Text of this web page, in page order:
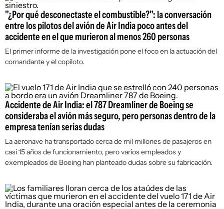
"¿Por qué desconectaste el combustible?": la conversación
entre los pilotos del avión de Air India poco antes del
accidente en el que murieron al menos 260 personas
El primer informe de la investigación pone el foco en la actuación del
comandante y el copiloto.
Accidente de Air India: el 787 Dreamliner de Boeing se
consideraba el avión más seguro, pero personas dentro de la
empresa tenían serias dudas
La aeronave ha transportado cerca de mil millones de pasajeros en
casi 15 años de funcionamiento, pero varios empleados y
exempleados de Boeing han planteado dudas sobre su fabricación.